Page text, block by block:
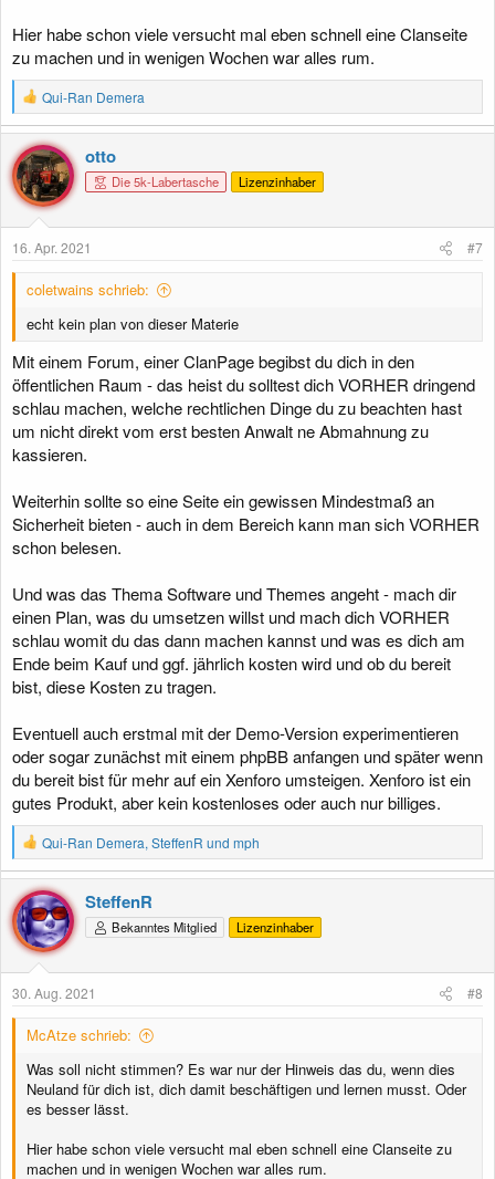
Hier habe schon viele versucht mal eben schnell eine Clanseite
zu machen und in wenigen Wochen war alles rum.
R
e
a
k
t
i
o
n
n
Qui-Ran Demera
otto
Die 5k-Labertasche Lizenzinhaber
16. Apr. 2021 #7
coletwains schrieb:
echt kein plan von dieser Materie
Mit einem Forum, einer ClanPage begibst du dich in den
öffentlichen Raum - das heist du solltest dich VORHER dringend
schlau machen, welche rechtlichen Dinge du zu beachten hast
um nicht direkt vom erst besten Anwalt ne Abmahnung zu
kassieren.
Weiterhin sollte so eine Seite ein gewissen Mindestmaß an
Sicherheit bieten - auch in dem Bereich kann man sich VORHER
schon belesen.
Und was das Thema Software und Themes angeht - mach dir
einen Plan, was du umsetzen willst und mach dich VORHER
schlau womit du das dann machen kannst und was es dich am
Ende beim Kauf und ggf. jährlich kosten wird und ob du bereit
bist, diese Kosten zu tragen.
Eventuell auch erstmal mit der Demo-Version experimentieren
oder sogar zunächst mit einem phpBB anfangen und später wenn
du bereit bist für mehr auf ein Xenforo umsteigen. Xenforo ist ein
gutes Produkt, aber kein kostenloses oder auch nur billiges.
R
e
a
k
t
i
o
n
n
Qui-Ran Demera, SteffenR und mph
SteffenR
Bekanntes Mitglied Lizenzinhaber
30. Aug. 2021 #8
McAtze schrieb:
Was soll nicht stimmen? Es war nur der Hinweis das du, wenn dies
Neuland für dich ist, dich damit beschäftigen und lernen musst. Oder
es besser lässt.
Hier habe schon viele versucht mal eben schnell eine Clanseite zu
machen und in wenigen Wochen war alles rum.